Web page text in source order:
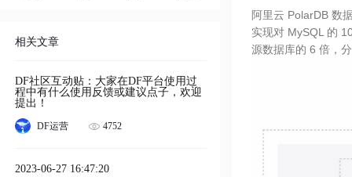
相关文章
DF社区互动贴：大家在DF平台使用过
程中有什么使用反馈或建议点子，欢迎
提出！
DF运营 4752
2023-06-27 16:47:20
阿里云 PolarDB 数
实现对 MySQL 的
源数据库的 6 倍，